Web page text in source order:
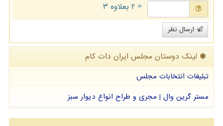
= ۲ بعلاوه ۳
ارسال نظر
لینک دوستان مجلس ایران دات كام
تبلیغات انتخابات مجلس
مستر گرین وال | مجری و طراح انواع دیوار سبز